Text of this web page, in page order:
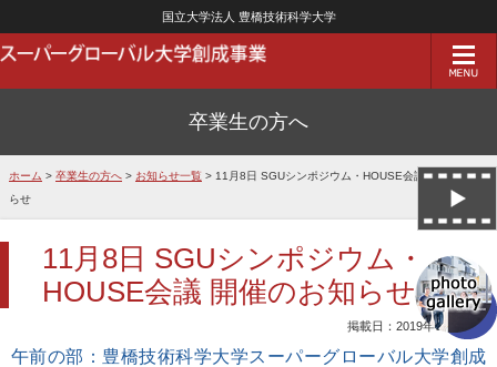
国立大学法人 豊橋技術科学大学
卒業生の方へ
ホーム > 卒業生の方へ > お知らせ一覧 > 11月8日 SGUシンポジウム・HOUSE会議 開催のお知
らせ
11月8日 SGUシンポジウム・
HOUSE会議 開催のお知らせ
掲載日：2019年09月09日
午前の部：豊橋技術科学大学スーパーグローバル大学創成